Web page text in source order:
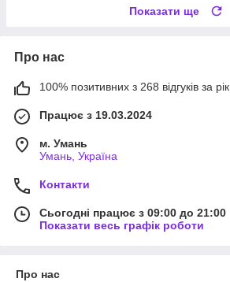
Показати ще
Про нас
100% позитивних з 268 відгуків за рік
Працює з 19.03.2024
м. Умань
Умань, Україна
Контакти
Сьогодні працює з 09:00 до 21:00
Показати весь графік роботи
Про нас